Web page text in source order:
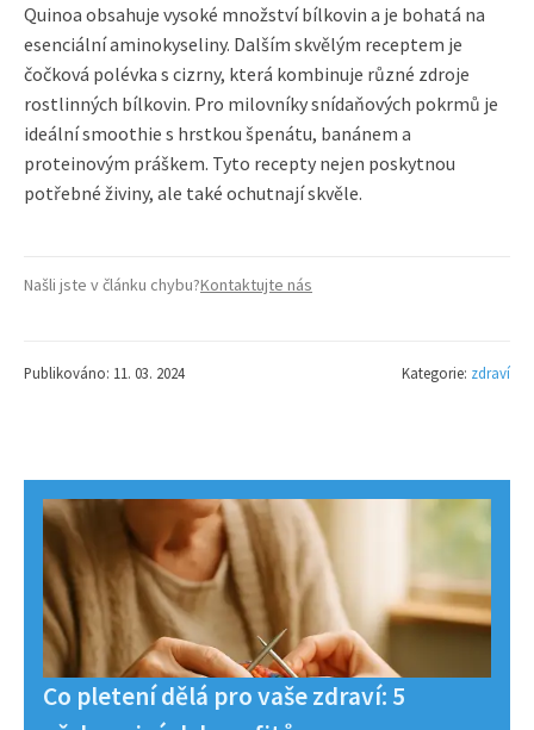
Quinoa obsahuje vysoké množství bílkovin a je bohatá na
esenciální aminokyseliny. Dalším skvělým receptem je
čočková polévka s cizrny, která kombinuje různé zdroje
rostlinných bílkovin. Pro milovníky snídaňových pokrmů je
ideální smoothie s hrstkou špenátu, banánem a
proteinovým práškem. Tyto recepty nejen poskytnou
potřebné živiny, ale také ochutnají skvěle.
Našli jste v článku chybu?Kontaktujte nás
Publikováno: 11. 03. 2024 Kategorie: zdraví
Co pletení dělá pro vaše zdraví: 5